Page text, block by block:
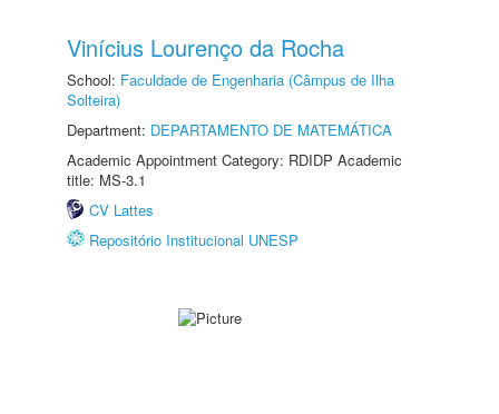
Vinícius Lourenço da Rocha
School: Faculdade de Engenharia (Câmpus de Ilha
Solteira)
Department: DEPARTAMENTO DE MATEMÁTICA
Academic Appointment Category: RDIDP Academic
title: MS-3.1
CV Lattes
Repositório Institucional UNESP